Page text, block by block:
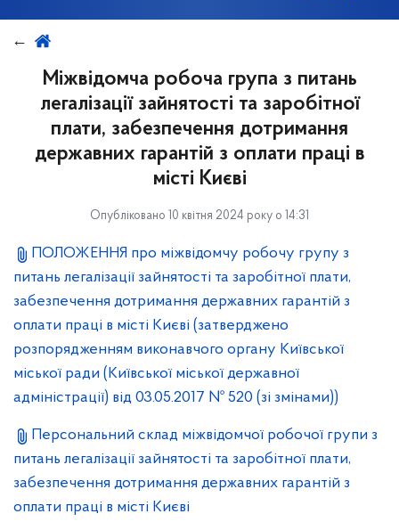
Міжвідомча робоча група з питань
легалізації зайнятості та заробітної
плати, забезпечення дотримання
державних гарантій з оплати праці в
місті Києві
Опубліковано 10 квітня 2024 року о 14:31
ПОЛОЖЕННЯ про міжвідомчу робочу групу з
питань легалізації зайнятості та заробітної плати,
забезпечення дотримання державних гарантій з
оплати праці в місті Києві (затверджено
розпорядженням виконавчого органу Київської
міської ради (Київської міської державної
адміністрації) від 03.05.2017 № 520 (зі змінами))
Персональний склад міжвідомчої робочої групи з
питань легалізації зайнятості та заробітної плати,
забезпечення дотримання державних гарантій з
оплати праці в місті Києві